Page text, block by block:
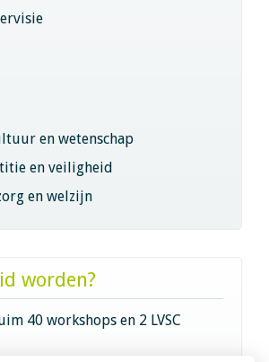
en wetenschap
en veiligheid
en welzijn
worden?
40 workshops en 2 LVSC